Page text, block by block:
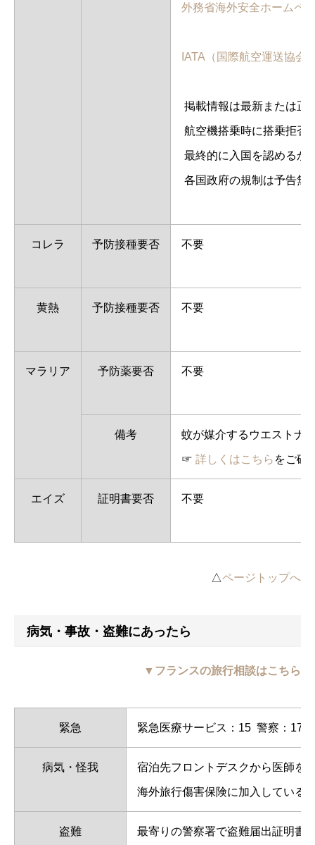
外務省海外安全ホームペ
IATA（国際航空運送協会
掲載情報は最新または正
航空機搭乗時に搭乗拒否
最終的に入国を認めるか
各国政府の規制は予告無
コレラ 予防接種要否 不要
黄熱 予防接種要否 不要
マラリア 予防薬要否 不要
備考 蚊が媒介するウエストナ
☞ 詳しくはこちら をご確
エイズ 証明書要否 不要
△ページトップへ
病気・事故・盗難にあったら
▼フランスの旅行相談はこちら
緊急 緊急医療サービス：15 警察：17
病気・怪我 宿泊先フロントデスクから医師を
海外旅行傷害保険に加入している
盗難 最寄りの警察署で盗難届出証明書